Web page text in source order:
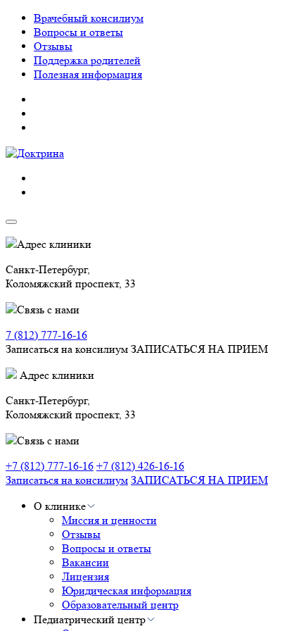
Врачебный консилиум
Вопросы и ответы
Отзывы
Поддержка родителей
Полезная информация
Адрес клиники
Санкт-Петербург,
Коломяжский проспект, 33
Связь с нами
7 (812) 777-16-16
Записаться на консилиум ЗАПИСАТЬСЯ НА ПРИЕМ
Адрес клиники
Санкт-Петербург,
Коломяжский проспект, 33
Связь с нами
+7 (812) 777-16-16 +7 (812) 426-16-16
Записаться на консилиум ЗАПИСАТЬСЯ НА ПРИЕМ
О клинике
Миссия и ценности
Отзывы
Вопросы и ответы
Вакансии
Лицензия
Юридическая информация
Образовательный центр
Педиатрический центр